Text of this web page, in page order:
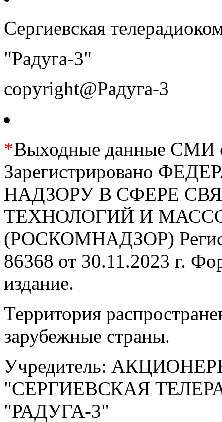
Сергиевская
"Радуга-3"
copyright@Радуга-3
*Выходные данные СМИ
Зарегистрировано
НАДЗОРУ В СФЕРЕ
ТЕХНОЛОГИЙ И
(РОСКОМНАДЗОР)
86368 от 30.11.2023 г.
издание.
Территория
зарубежные страны.
Учредитель:
"СЕРГИЕВСКАЯ
"РАДУГА-3"